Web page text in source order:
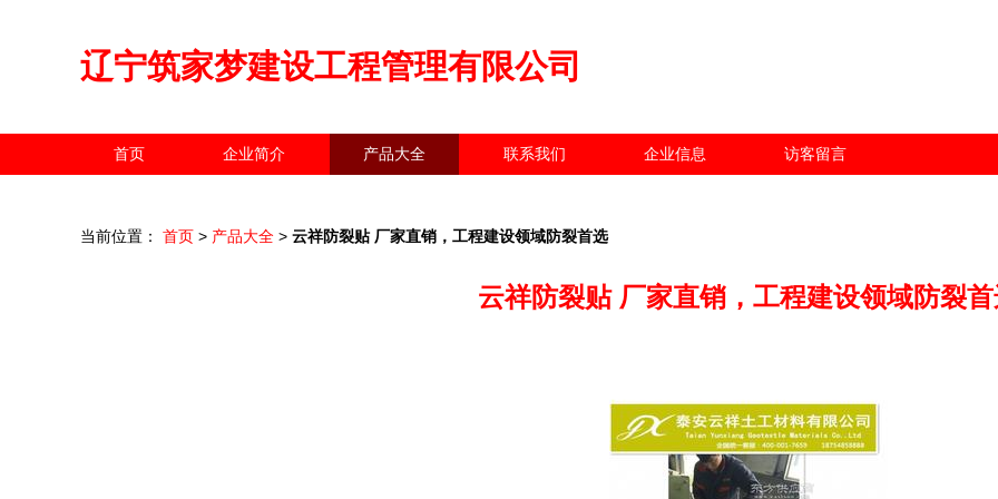
辽宁筑家梦建设工程管理有限公司
首页 企业简介 产品大全 联系我们 企业信息 访客留言
当前位置： 首页 > 产品大全 > 云祥防裂贴 厂家直销，工程建设领域防裂首选
云祥防裂贴 厂家直销，工程建设领域防裂